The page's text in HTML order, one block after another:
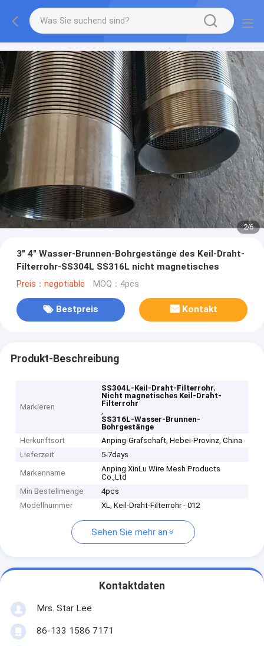
2/6
3" 4" Wasser-Brunnen-Bohrgestänge des Keil-Draht-
Filterrohr-SS304L SS316L nicht magnetisches
Preis：negotiable MOQ：4pcs
Bestpreis Kontakt
Produkt-Beschreibung
Markieren
SS304L-Keil-Draht-Filterrohr,
Nicht magnetisches Keil-Draht-
Filterrohr
,
SS316L-Wasser-Brunnen-
Bohrgestänge
Herkunftsort
Anping-Grafschaft, Hebei-Provinz, China
Lieferzeit
5-7days
Markenname
Anping XinLu Wire Mesh Products
Co.,Ltd
Min Bestellmenge
4pcs
Modellnummer
XL, Keil-Draht-Filterrohr - 012
Sehen Sie mehr an
Kontaktdaten
Mrs. Star Lee
86-133 1586 7171